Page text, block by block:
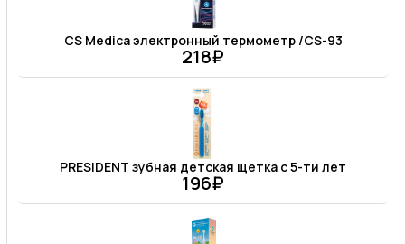
CS Medica электронный термометр /CS-93
218₽
PRESIDENT зубная детская щетка с 5-ти лет
196₽